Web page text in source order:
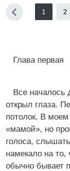
1 2
Глава первая
Все началось
открыл глаза.
потолок. В
«мамой», но
голоса,
намекало на то,
обычно бывает